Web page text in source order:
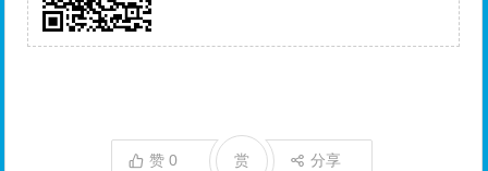
赞0 分享
赏